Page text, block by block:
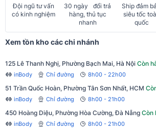
Đội ngũ tư vấn
có kinh nghiệm
30 ngày đổi trả
hàng, thủ tục
nhanh
Ship đảm
siêu tốc
quốc
Xem tồn kho các chi nhánh
125 Lê Thanh Nghị, Phường Bạch Mai, Hà Nội Còn
inBody Chỉ đường 8h00 - 22h00
51 Trần Quốc Hoàn, Phường Tân Sơn Nhất, HCM
inBody Chỉ đường 8h00 - 21h00
450 Hoàng Diệu, Phường Hòa Cường, Đà Nẵng Còn
inBody Chỉ đường 8h00 - 21h00